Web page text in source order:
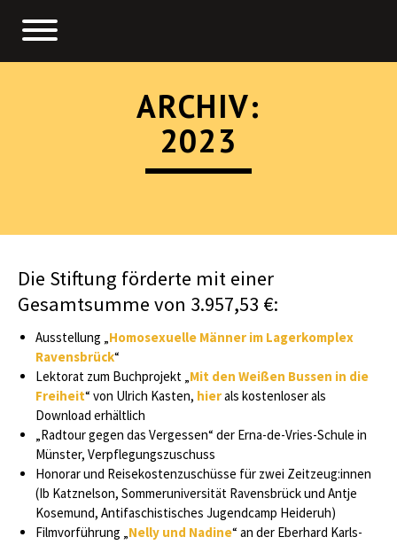
ARCHIV:
2023
Die Stiftung förderte mit einer
Gesamtsumme von 3.957,53 €:
Ausstellung „Homosexuelle Männer im Lagerkomplex
Ravensbrück“
Lektorat zum Buchprojekt „Mit den Weißen Bussen in die
Freiheit“ von Ulrich Kasten, hierals kostenloser als
Download erhältlich
„Radtour gegen das Vergessen“ der Erna-de-Vries-Schule in
Münster, Verpflegungszuschuss
Honorar und Reisekostenzuschüsse für zwei Zeitzeug:innen
(Ib Katznelson, Sommeruniversität Ravensbrück und Antje
Kosemund, Antifaschistisches Jugendcamp Heideruh)
Filmvorführung „Nelly und Nadine“ an der Eberhard Karls-